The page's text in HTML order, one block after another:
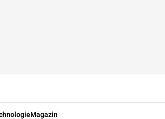
Magazin